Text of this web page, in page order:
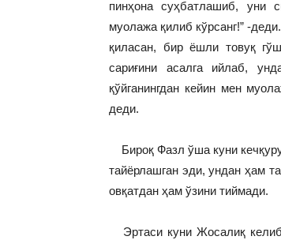
пинҳона суҳбатлашиб, уни
муолажа қилиб кўрсанг!” -
қиласан, бир ёшли товуқ
сариғини асалга ийлаб,
қўйганингдан кейин мен
деди.
Бироқ Фазл ўша куни
тайёрлашган эди, ундан ҳам
овқатдан ҳам ўзини тиймади.
Эртаси куни Жосалиқ